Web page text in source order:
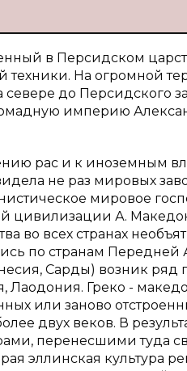
в Персидском
техники. На огромной
до Персидского
империю
рас и к иноземным
не раз мировых
мировое
А.
во всех странах
по странам Передней
Сарды) возник
Лаодония. Греко -
или заново
двух веков. В
перенесшими туда
эллинская культура